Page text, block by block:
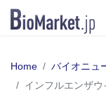
Home
バイオニュ
インフルエンザ